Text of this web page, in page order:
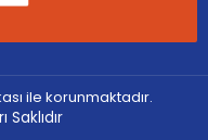
ile korunmaktadır.
Saklıdır